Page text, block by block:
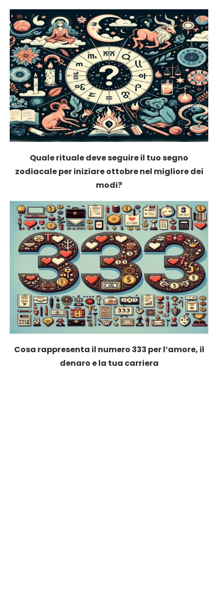
Quale rituale deve seguire il tuo segno
zodiacale per iniziare ottobre nel migliore dei
modi?
Cosa rappresenta il numero 333 per l’amore, il
denaro e la tua carriera